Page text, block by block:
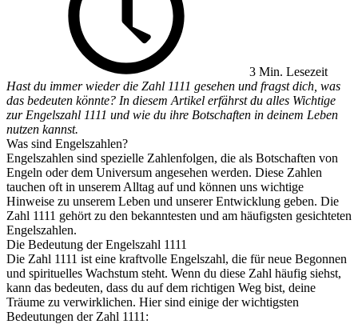
3 Min. Lesezeit
Hast du immer wieder die Zahl 1111 gesehen und fragst dich, was
das bedeuten könnte? In diesem Artikel erfährst du alles Wichtige
zur Engelszahl 1111 und wie du ihre Botschaften in deinem Leben
nutzen kannst.
Was sind Engelszahlen?
Engelszahlen sind spezielle Zahlenfolgen, die als Botschaften von
Engeln oder dem Universum angesehen werden. Diese Zahlen
tauchen oft in unserem Alltag auf und können uns wichtige
Hinweise zu unserem Leben und unserer Entwicklung geben. Die
Zahl 1111 gehört zu den bekanntesten und am häufigsten gesichteten
Engelszahlen.
Die Bedeutung der Engelszahl 1111
Die Zahl 1111 ist eine kraftvolle Engelszahl, die für neue Begonnen
und spirituelles Wachstum steht. Wenn du diese Zahl häufig siehst,
kann das bedeuten, dass du auf dem richtigen Weg bist, deine
Träume zu verwirklichen. Hier sind einige der wichtigsten
Bedeutungen der Zahl 1111: